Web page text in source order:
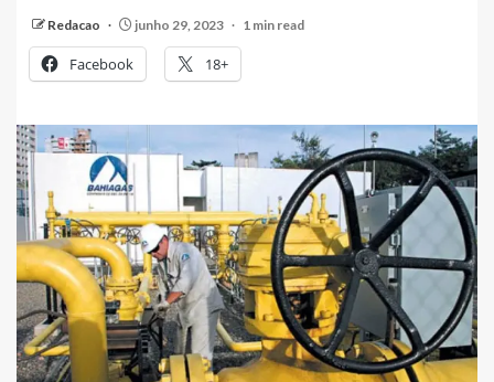
Redacao junho 29, 2023 1 min read
Facebook 18+